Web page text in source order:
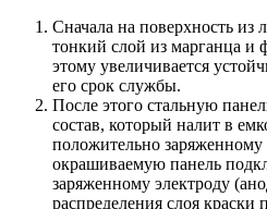
Сначала на поверхность из
тонкий слой из марганца и
этому увеличивается
его срок службы.
После этого стальную
состав, который налит в
положительно
окрашиваемую панель
заряженному электроду
распределения слоя краски